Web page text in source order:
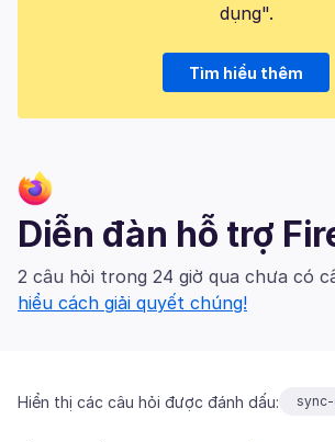
dụng".
Tìm hiểu thêm
Diễn đàn hỗ trợ
2 câu hỏi trong 24 giờ qua chưa có
hiểu cách giải quyết chúng!
Hiển thị các câu hỏi được đánh dấu: